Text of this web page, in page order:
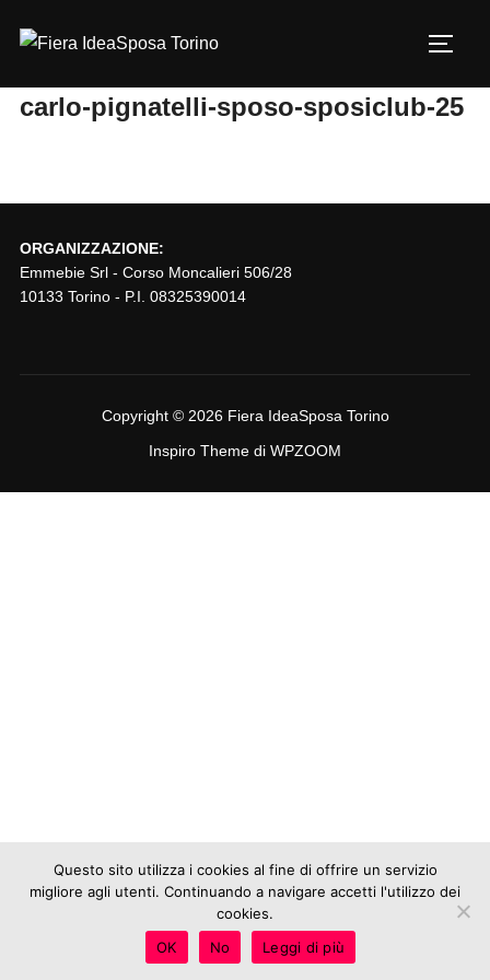
carlo-pignatelli-sposo-sposiclub-25
ORGANIZZAZIONE:
Emmebie Srl - Corso Moncalieri 506/28
10133 Torino - P.I. 08325390014
Copyright © 2026 Fiera IdeaSposa Torino
Inspiro Theme di WPZOOM
Questo sito utilizza i cookies al fine di offrire un servizio
migliore agli utenti. Continuando a navigare accetti l'utilizzo dei
cookies.
OK
No Leggi di più